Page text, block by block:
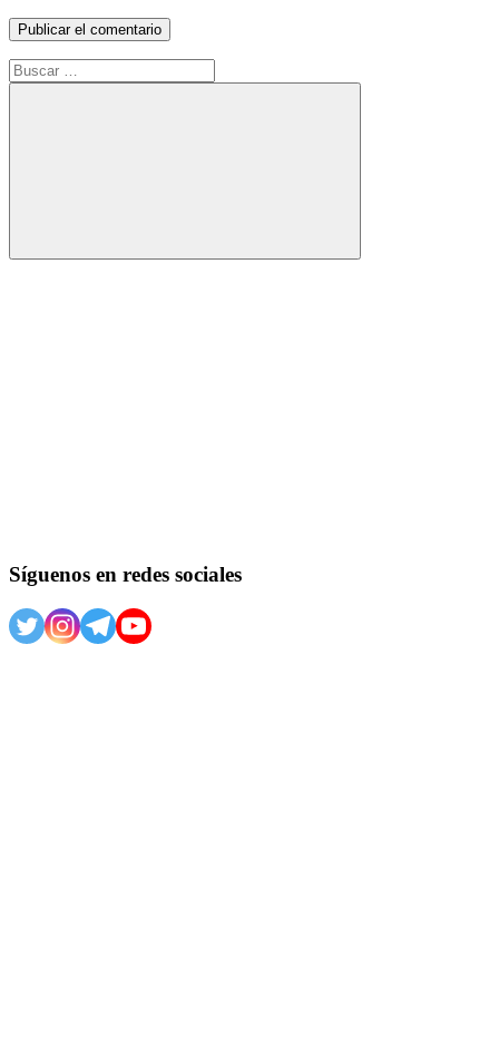
Buscar:
Buscar
Síguenos en redes sociales